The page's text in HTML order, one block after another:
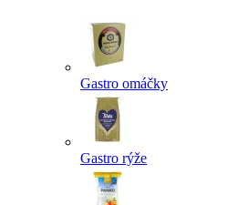
Gastro omáčky
Gastro rýže